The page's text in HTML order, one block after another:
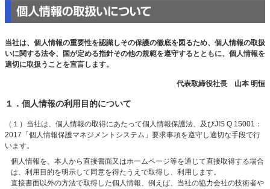
当社は、個人情報の重要性を認識しその保護の徹底を図るため、個人情報の取扱
いに関する法令、国が定める指針その他の規範を遵守するとともに、 個人情報を
適切に取扱うことを宣言します。
代表取締役社長 山本 明恒
１．個人情報の利用目的について
（１）当社は、個人情報の取得にあたって個人情報保護法、及びJIS Q 15001：
2017「個人情報保護マネジメントシステム」要求事項を遵守し適切な手段で行
います。
個人情報を、本人から直接書面又はホームページ等を通じて直接取得する場合
は、利用目的を明示して同意を得たうえで取得し、利用します。
直接書面以外の方法で取得した個人情報、例えば、当社の協力会社の技術者や